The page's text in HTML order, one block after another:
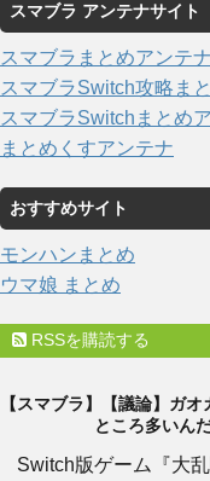
スマブラ アンテナサイト
スマブラまとめアンテナ
スマブラSwitch攻略ま
スマブラSwitchまとめ
まとめくすアンテナ
おすすめサイト
モンハンまとめ
ウマ娘 まとめ
RSSを購読する
【スマブラ】【議論】ガ
ところ多いん
Switch版ゲーム『大